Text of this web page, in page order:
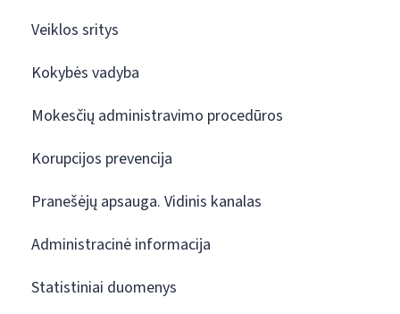
Veiklos sritys
Kokybės vadyba
Mokesčių administravimo procedūros
Korupcijos prevencija
Pranešėjų apsauga. Vidinis kanalas
Administracinė informacija
Statistiniai duomenys